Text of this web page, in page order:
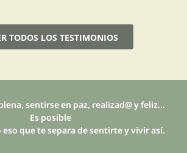
TODOS LOS TESTIMONIOS
sentirse en paz, realizad@ y feliz...
Es posible
que te separa de sentirte y vivir así.